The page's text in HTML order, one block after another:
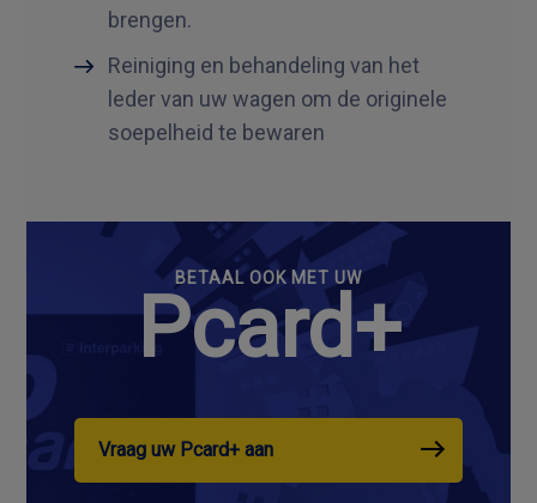
brengen.
Reiniging en behandeling van het
leder van uw wagen om de originele
soepelheid te bewaren
BETAAL OOK MET UW
Pcard+
Vraag uw Pcard+ aan